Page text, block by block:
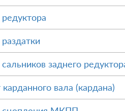
заднего
вала (кардана)